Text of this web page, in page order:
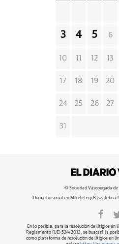
3 4 5 6
10 11 12 13
17 18 19 20
24 25 26 27
31
© Sociedad Vascongada de
Domicilio social en Mikeletegi Pasealekua
En lo posible, para la resolución de litigios en
Reglamento (UE) 524/2013, se buscará la
como plataforma de resolución de litigios en